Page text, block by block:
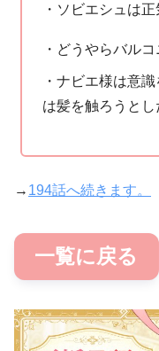
・ソビエシュは
・どうやらバル
・ナビエ様は意
は髪を触ろうと
→ 194話へ続きます。
一覧に戻る